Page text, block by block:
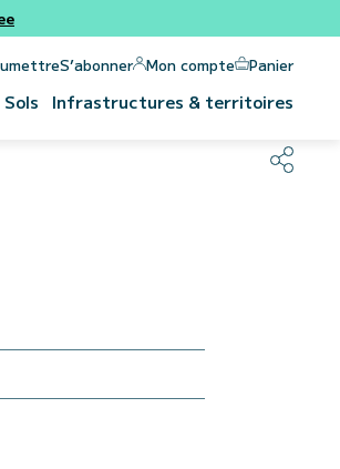
S’abonner Mon compte Panier
Infrastructures & territoires